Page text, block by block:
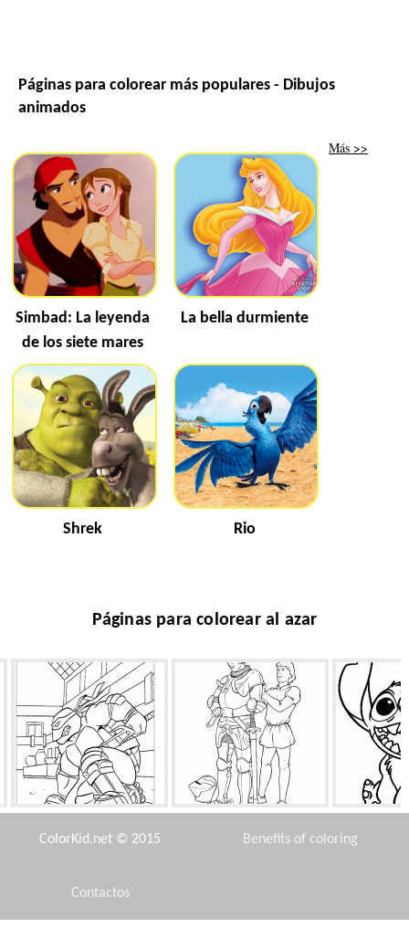
Páginas para colorear más populares - Dibujos
animados
Simbad: La leyenda
de los siete mares
La bella durmiente
Shrek Rio
Más >>
Páginas para colorear al azar
Raphael en patines Caballero y el Escudero Stich -
ColorKid.net © 2015 Benefits of coloring
Contactos